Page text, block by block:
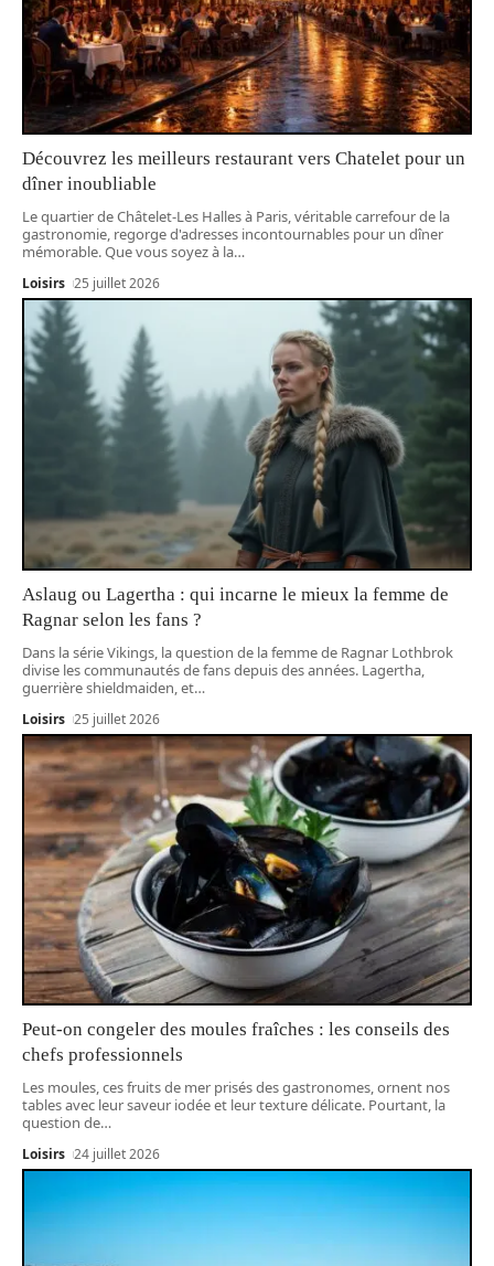
Découvrez les meilleurs restaurant vers Chatelet pour un
dîner inoubliable
Le quartier de Châtelet-Les Halles à Paris, véritable carrefour de la
gastronomie, regorge d'adresses incontournables pour un dîner
mémorable. Que vous soyez à la…
Loisirs 25 juillet 2026
Aslaug ou Lagertha : qui incarne le mieux la femme de
Ragnar selon les fans ?
Dans la série Vikings, la question de la femme de Ragnar Lothbrok
divise les communautés de fans depuis des années. Lagertha,
guerrière shieldmaiden, et…
Loisirs 25 juillet 2026
Peut-on congeler des moules fraîches : les conseils des
chefs professionnels
Les moules, ces fruits de mer prisés des gastronomes, ornent nos
tables avec leur saveur iodée et leur texture délicate. Pourtant, la
question de…
Loisirs 24 juillet 2026